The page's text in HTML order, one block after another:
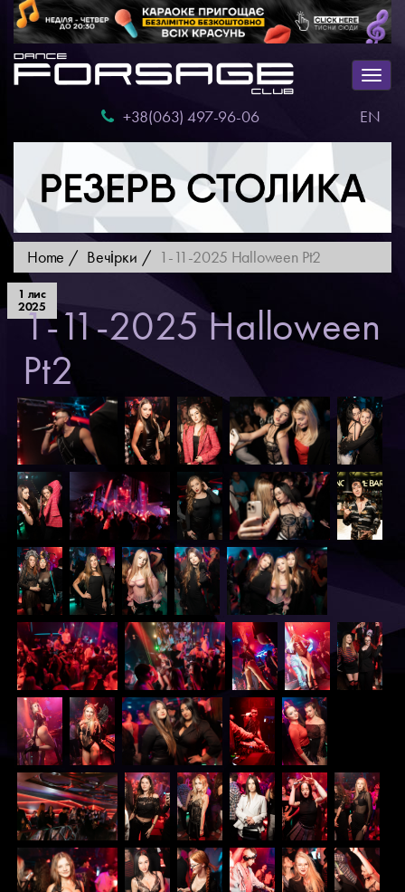
+38(063) 497-96-06
EN
Home Вечірки 1-11-2025 Halloween Pt2
1 лис
2025
1-11-2025 Halloween
Pt2